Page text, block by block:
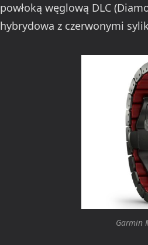
powłoką węglową DLC
hybrydowa z czerwonymi
Garmin